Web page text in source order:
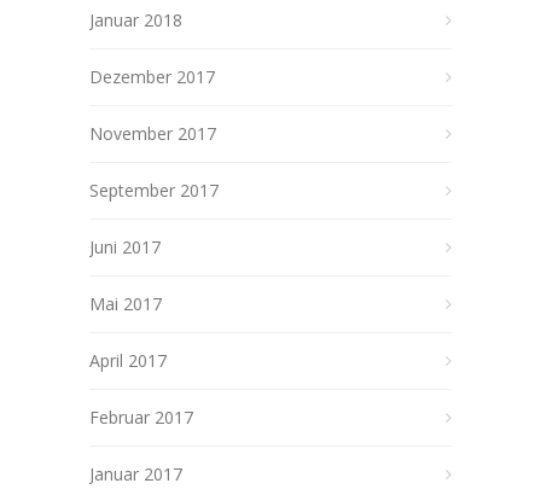
Januar 2018
Dezember 2017
November 2017
September 2017
Juni 2017
Mai 2017
April 2017
Februar 2017
Januar 2017